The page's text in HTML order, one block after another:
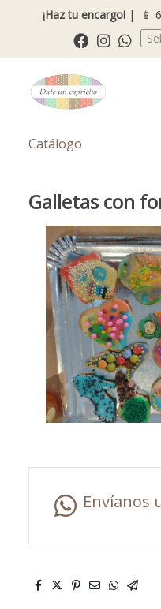
¡Haz tu encargo!| 📱
Catálogo
Galletas con
Envíanos